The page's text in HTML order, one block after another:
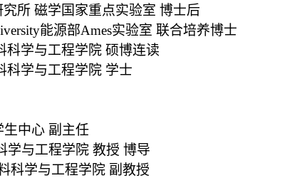
究所 磁学国家重点实验室 博士后
能源部Ames实验室 联合培养博士
科学与工程学院 硕博连读
科学与工程学院 学士
生中心 副主任
学与工程学院 教授 博导
科学与工程学院 副教授